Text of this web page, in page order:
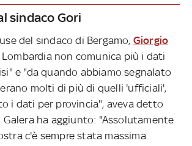
sindaco Gori
del sindaco di Bergamo, Giorgio
Lombardia non comunica più i dati
e "da quando abbiamo segnalato
molti di più di quelli 'ufficiali',
i dati per provincia", aveva detto
ha aggiunto: "Assolutamente
c'è sempre stata massima